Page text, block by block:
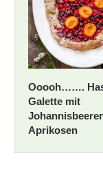
Ooooh…….
Galette mit
Aprikosen